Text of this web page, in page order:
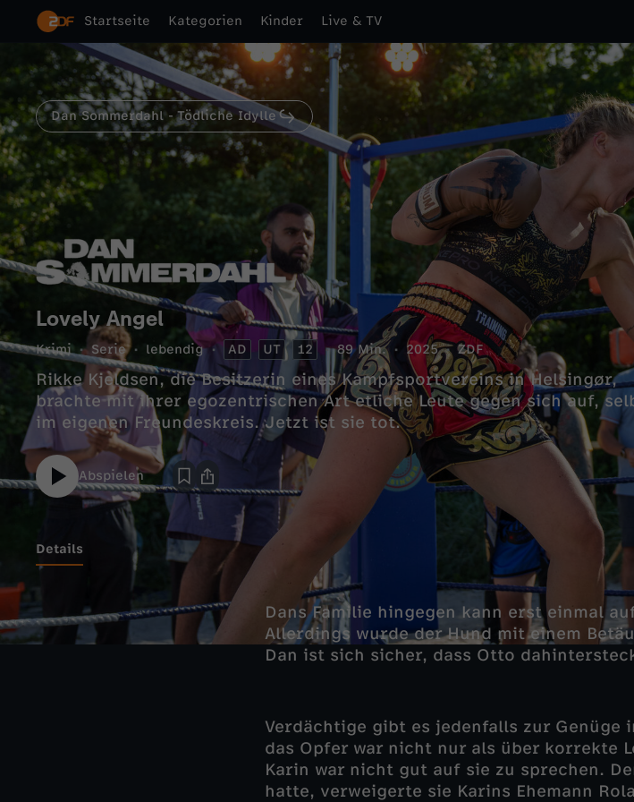
Startseite Kategorien Kinder Live & TV
Dan Sommerdahl - Tödliche Idylle
Lovely Angel
Krimi Serie lebendig AD UT 12 89 Min. 2025 ZDF
Rikke Kjeldsen, die Besitzerin eines Kampfsportvereins in Helsingør,
brachte mit ihrer egozentrischen Art etliche Leute gegen sich auf,
im eigenen Freundeskreis. Jetzt ist sie tot.
Abspielen
Details
Dans Familie hingegen kann erst einmal
Allerdings wurde der Hund mit einem
Dan ist sich sicher, dass Otto
Verdächtige gibt es jedenfalls zur Genüge
das Opfer war nicht nur als über korrekte
Karin war nicht gut auf sie zu sprechen.
hatte, verweigerte sie Karins Ehemann